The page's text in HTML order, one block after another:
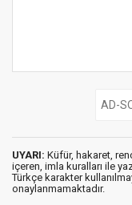
UYARI: Küfür, hakaret,
içeren, imla kuralları ile
Türkçe karakter
onaylanmamaktadır.